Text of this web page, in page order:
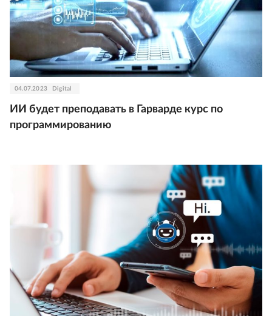
04.07.2023 Digital
ИИ будет преподавать в Гарварде курс по
программированию